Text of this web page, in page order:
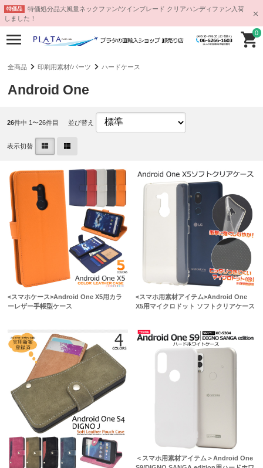
特価品
特価処分品大風量ネックファン/ツインブレード クリアハンディファン入荷
しました！
0
全商品 印刷用素材/パーツ ハードケース
Android One
26件中 1〜26件目 並び替え
表示切替
<スマホケース>Android One X5用カラ
ーレザー手帳型ケース
<スマホ用素材アイテム>Android One
X5用マイクロドット ソフトクリアケース
＜スマホ用素材アイテム＞Android One